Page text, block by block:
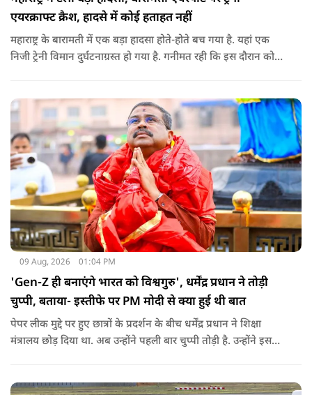
एयरक्राफ्ट क्रैश, हादसे में कोई हताहत नहीं
महाराष्ट्र के बारामती में एक बड़ा हादसा होते-होते बच गया है. यहां एक
निजी ट्रेनी विमान दुर्घटनाग्रस्त हो गया है. गनीमत रही कि इस दौरान कोई
09 Aug, 2026 01:04 PM
'Gen-Z ही बनाएंगे भारत को विश्वगुरु', धर्मेंद्र प्रधान ने तोड़ी
चुप्पी, बताया- इस्तीफे पर PM मोदी से क्या हुई थी बात
पेपर लीक मुद्दे पर हुए छात्रों के प्रदर्शन के बीच धर्मेंद्र प्रधान ने शिक्षा
मंत्रालय छोड़ दिया था. अब उन्होंने पहली बार चुप्पी तोड़ी है. उन्होंने इस